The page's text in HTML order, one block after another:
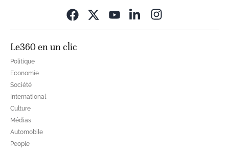
Le360 en un clic
Politique
Economie
Société
International
Culture
Médias
Automobile
People